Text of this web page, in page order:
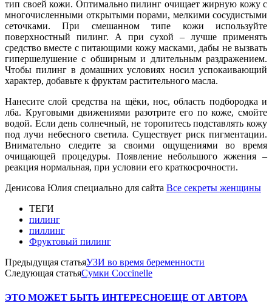
тип своей кожи. Оптимально пилинг очищает жирную кожу с
многочисленными открытыми порами, мелкими сосудистыми
сеточками. При смешанном типе кожи используйте
поверхностный пилинг. А при сухой – лучше применять
средство вместе с питающими кожу масками, дабы не вызвать
гипершелушение с обширным и длительным раздражением.
Чтобы пилинг в домашних условиях носил успокаивающий
характер, добавьте к фруктам растительного масла.
Нанесите слой средства на щёки, нос, область подбородка и
лба. Круговыми движениями разотрите его по коже, смойте
водой. Если день солнечный, не торопитесь подставлять кожу
под лучи небесного светила. Существует риск пигментации.
Внимательно следите за своими ощущениями во время
очищающей процедуры. Появление небольшого жжения –
реакция нормальная, при условии его краткосрочности.
Денисова Юлия специально для сайта Все секреты женщины
ТЕГИ
пилинг
пиллинг
Фруктовый пилинг
Предыдущая статьяУЗИ во время беременности
Следующая статьяCумки Coccinelle
ЭТО МОЖЕТ БЫТЬ ИНТЕРЕСНОЕЩЕ ОТ АВТОРА